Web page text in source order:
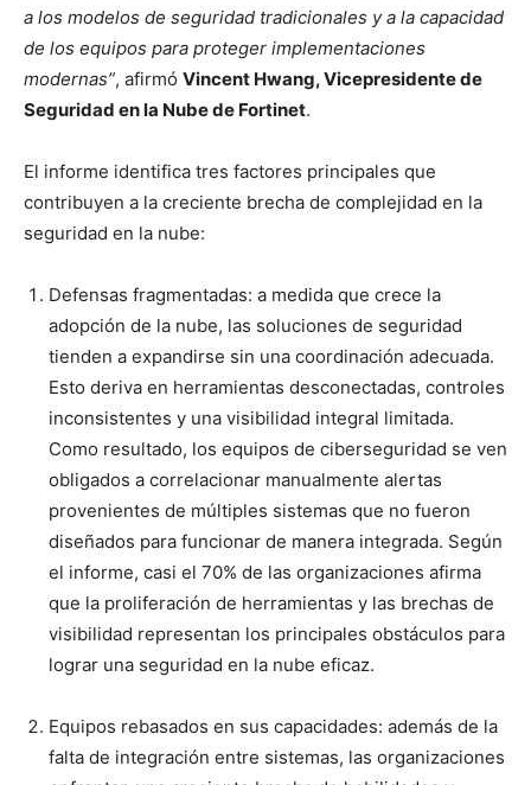
a los modelos de seguridad tradicionales y a la capacidad
de los equipos para proteger implementaciones
modernas”, afirmó Vincent Hwang, Vicepresidente de
Seguridad en la Nube de Fortinet.
El informe identifica tres factores principales que
contribuyen a la creciente brecha de complejidad en la
seguridad en la nube:
Defensas fragmentadas: a medida que crece la
adopción de la nube, las soluciones de seguridad
tienden a expandirse sin una coordinación adecuada.
Esto deriva en herramientas desconectadas, controles
inconsistentes y una visibilidad integral limitada.
Como resultado, los equipos de ciberseguridad se ven
obligados a correlacionar manualmente alertas
provenientes de múltiples sistemas que no fueron
diseñados para funcionar de manera integrada. Según
el informe, casi el 70% de las organizaciones afirma
que la proliferación de herramientas y las brechas de
visibilidad representan los principales obstáculos para
lograr una seguridad en la nube eficaz.
Equipos rebasados en sus capacidades: además de la
falta de integración entre sistemas, las organizaciones